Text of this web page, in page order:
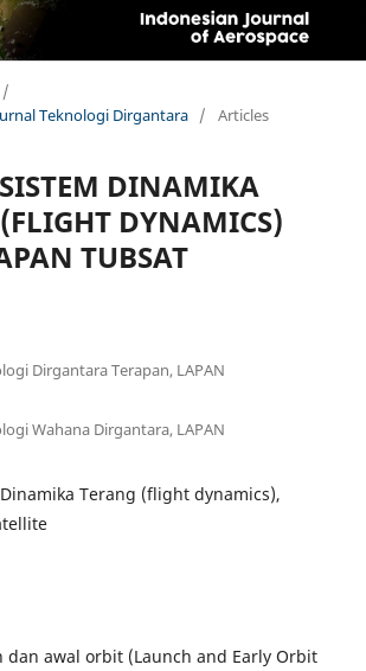
/
Teknologi Dirgantara / Articles
DINAMIKA
DYNAMICS)
TUBSAT
Dirgantara Terapan, LAPAN
Wahana Dirgantara, LAPAN
Dinamika Terang (flight dynamics),
dan awal orbit (Launch and Early Orbit